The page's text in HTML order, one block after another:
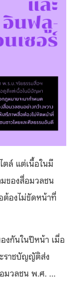
ตล์ แต่เนื้อในมี
ของสื่อมวลชน
ต้องไม่ขัดหน้าที่
งกันในปีหน้า เมื่อ
ราชบัญญัติส่ง
มวลชน พ.ศ. …